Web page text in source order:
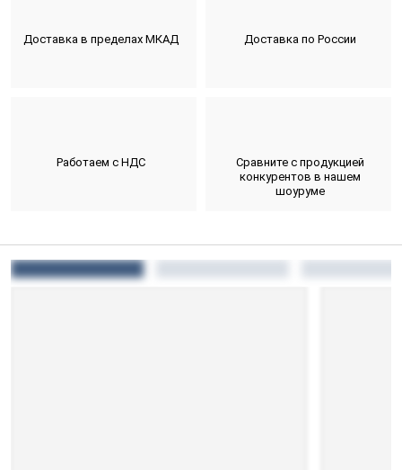
Доставка в пределах МКАД Доставка по России
Работаем с НДС
Сравните с продукцией
конкурентов в нашем
шоуруме